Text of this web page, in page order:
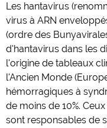
Les hantavirus
virus à ARN
(ordre des
d'hantavirus dans les
l'origine de tableaux
l'Ancien Monde
hémorragiques à
de moins de 10%.
sont responsables de